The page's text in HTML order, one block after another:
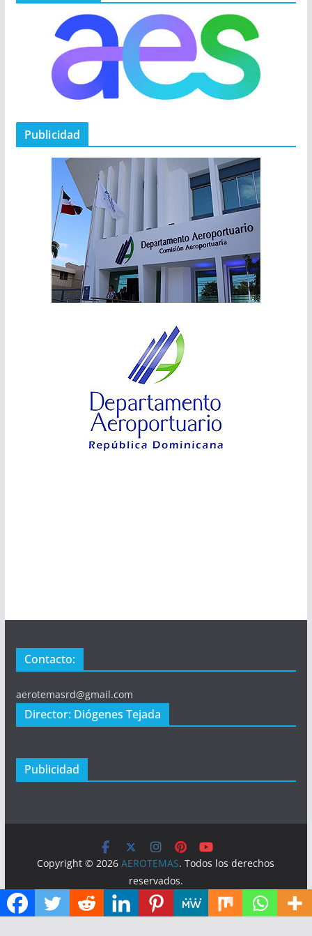
Publicidad
Contacto:
aerotemasrd@gmail.com
Director: Diógenes Tejada
Publicidad
Copyright © 2026AEROTEMAS. Todos los derechos
reservados.
Tema:ColorMag por ThemeGrill. Funciona con WordPress.